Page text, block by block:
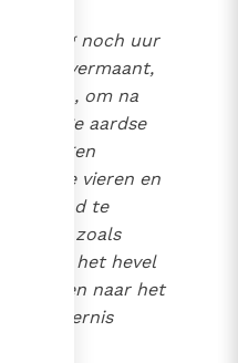
die dag noch uur
ons vermaant,
zijn, om na
enige aardse
te mogen
te vieren en
gerekend te
niet, zoals
op het hevel
te worden naar het
de duisternis